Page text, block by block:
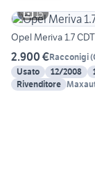
15
Opel Meriva 1.7
2.900 €Racconigi(
Usato
12/2008
Rivenditore